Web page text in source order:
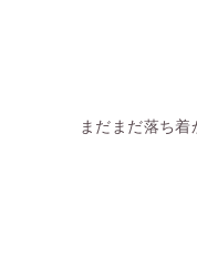
まだまだ落ち